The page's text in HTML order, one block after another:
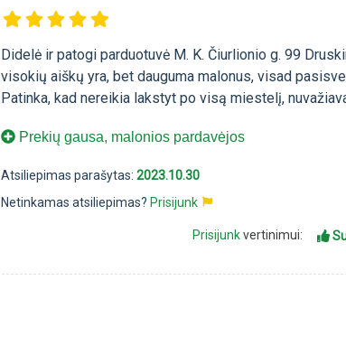
Didelė ir patogi parduotuvė M. K. Čiurlionio g. 99
visokių aiškų yra, bet dauguma malonus, visad
Patinka, kad nereikia lakstyt po visą miestelį,
Prekių gausa, malonios pardavėjos
Atsiliepimas parašytas:2023.10.30
Netinkamas atsiliepimas? Prisijunk
Prisijunkvertinimui: